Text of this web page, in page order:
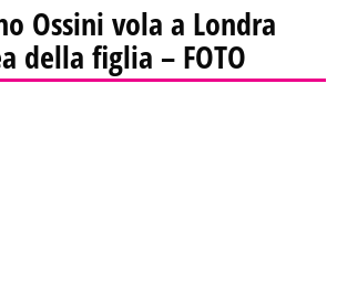
Ossini vola a Londra
della figlia – FOTO